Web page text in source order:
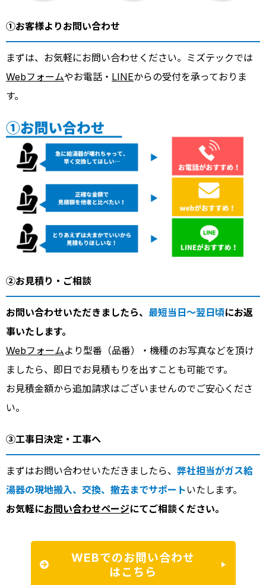
①お客様よりお問い合わせ
まずは、お気軽にお問い合わせください。ミズテックでは
Webフォームやお電話・ LINEからの受付を承っておりま
す。
②お見積り・ご相談
お問い合わせいただきましたら、 最短当日～翌日頃にお返
事いたします。
Webフォームより型番（品番）・機種のお写真などを頂け
ましたら、即日でお見積もりを出すことも可能です。
お見積金額から追加請求はございませんのでご安心くださ
い。
③工事日決定・工事へ
まずはお問い合わせいただきましたら、 弊社担当がガス給
湯器の現地搬入、交換、撤去までサポート いたします。
お気軽にお問い合わせページにてご相談ください。
WEBでのお問い合わせ
はこちら